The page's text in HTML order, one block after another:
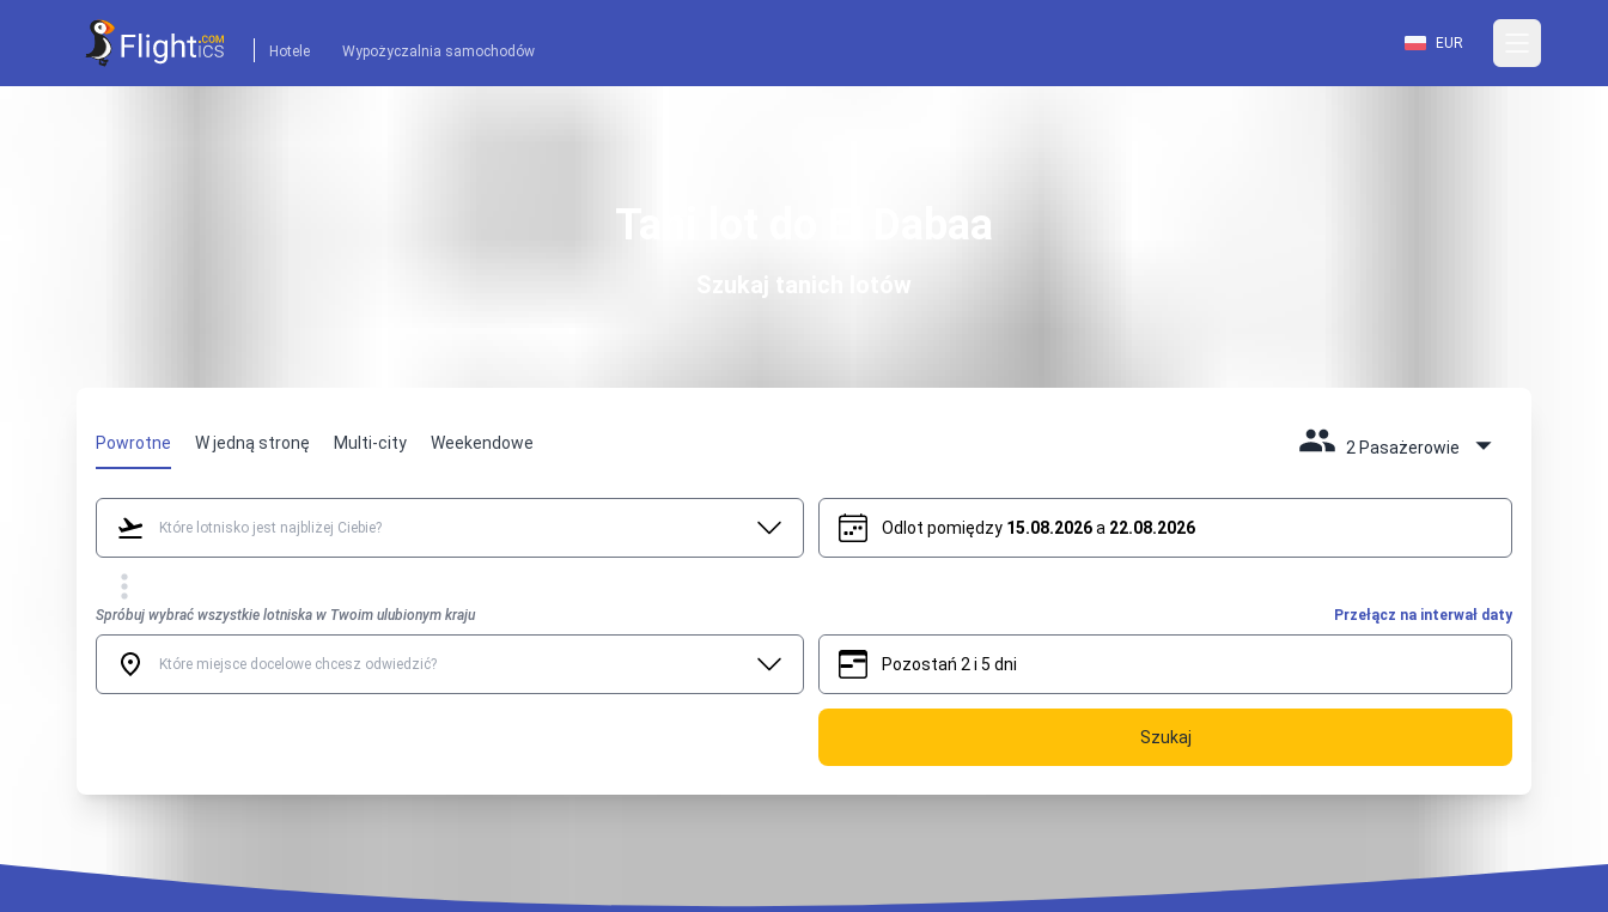
Hotele Wypożyczalnia samochodów EUR
Tani lot do El Dabaa
Powrotne W jedną stronę Multi-city Weekendowe 2 Pasażerowie
Odlot pomiędzy 15.08.2026a 22.08.2026
Spróbuj wybrać wszystkie lotniska w Twoim ulubionym kraju Przełącz na interwał daty
Pozostań 2 i 5 dni
Szukaj